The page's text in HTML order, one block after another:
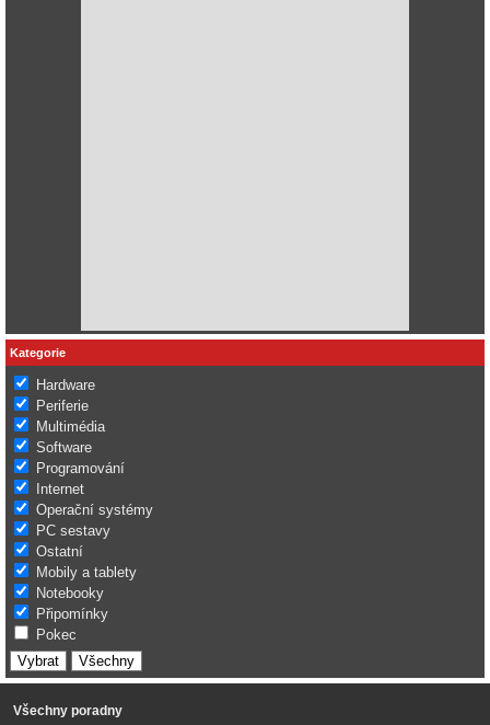
Kategorie
Hardware
Periferie
Multimédia
Software
Programování
Internet
Operační systémy
PC sestavy
Ostatní
Mobily a tablety
Notebooky
Připomínky
Pokec
Všechny poradny